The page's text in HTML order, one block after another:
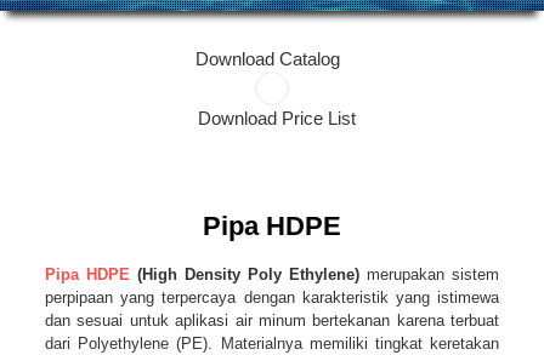
Download Catalog
Download Price List
Pipa HDPE
Pipa HDPE(High Density Poly Ethylene) merupakan sistem
perpipaan yang terpercaya dengan karakteristik yang istimewa
dan sesuai untuk aplikasi air minum bertekanan karena terbuat
dari Polyethylene (PE). Materialnya memiliki tingkat keretakan